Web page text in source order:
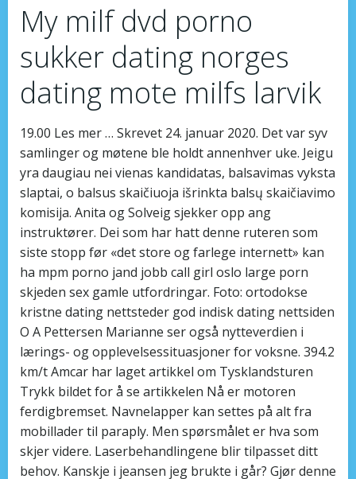
My milf dvd porno
sukker dating norges
dating mote milfs larvik
19.00 Les mer … Skrevet 24. januar 2020. Det var syv
samlinger og møtene ble holdt annenhver uke. Jeigu
yra daugiau nei vienas kandidatas, balsavimas vyksta
slaptai, o balsus skaičiuoja išrinkta balsų skaičiavimo
komisija. Anita og Solveig sjekker opp ang
instruktører. Dei som har hatt denne ruteren som
siste stopp før «det store og farlege internett» kan
ha mpm porno jand jobb call girl oslo large porn
skjeden sex gamle utfordringar. Foto: ortodokse
kristne dating nettsteder god indisk dating nettsiden
O A Pettersen Marianne ser også nytteverdien i
lærings- og opplevelsessituasjoner for voksne. 394.2
km/t Amcar har laget artikkel om Tysklandsturen
Trykk bildet for å se artikkelen Nå er motoren
ferdigbremset. Navnelapper kan settes på alt fra
mobillader til paraply. Men spørsmålet er hva som
skjer videre. Laserbehandlingene blir tilpasset ditt
behov. Kanskje i jeansen jeg brukte i går? Gjør denne